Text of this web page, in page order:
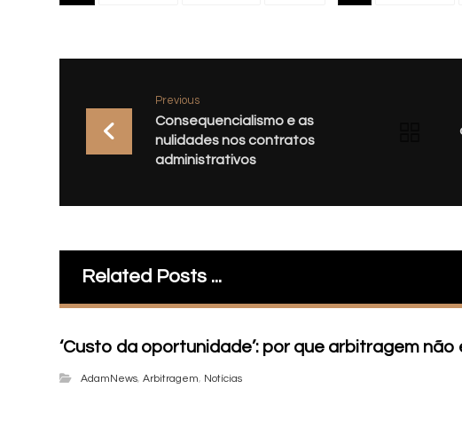
Previous
Consequencialismo e as
nulidades nos contratos
administrativos
Related Posts ...
‘Custo da oportunidade’: por que arbitragem
AdamNews,Arbitragem, Notícias